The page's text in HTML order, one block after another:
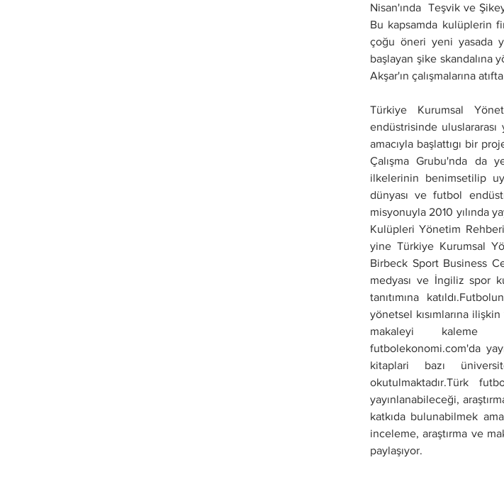
Nisan'ında  Teşvik ve
Bu kapsamda kulüplerin
çoğu öneri yeni yasada
başlayan şike skandalına
Akşar'ın çalışmalarına
Türkiye Kurumsal
endüstrisinde uluslararası
amacıyla başlattıgı bir
Çalışma Grubu'nda da
ilkelerinin benimsetilip
dünyası ve futbol
misyonuyla 2010 yılında
Kulüpleri Yönetim
yine Türkiye Kurumsal
Birbeck Sport Business
medyası ve İngiliz spor
tanıtımına
yönetsel kısımlarına
makaleyi kaleme
futbolekonomi.com'da
kitaplari bazı
okutulmaktadır.Türk
yayınlanabileceği,
katkıda bulunabilmek
inceleme, araştırma ve
paylaşıyor.